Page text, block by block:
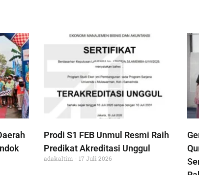
Prodi S1 FEB Unmul Resmi Raih
Predikat Akreditasi Unggul
adakaltim 17 Juli 2026